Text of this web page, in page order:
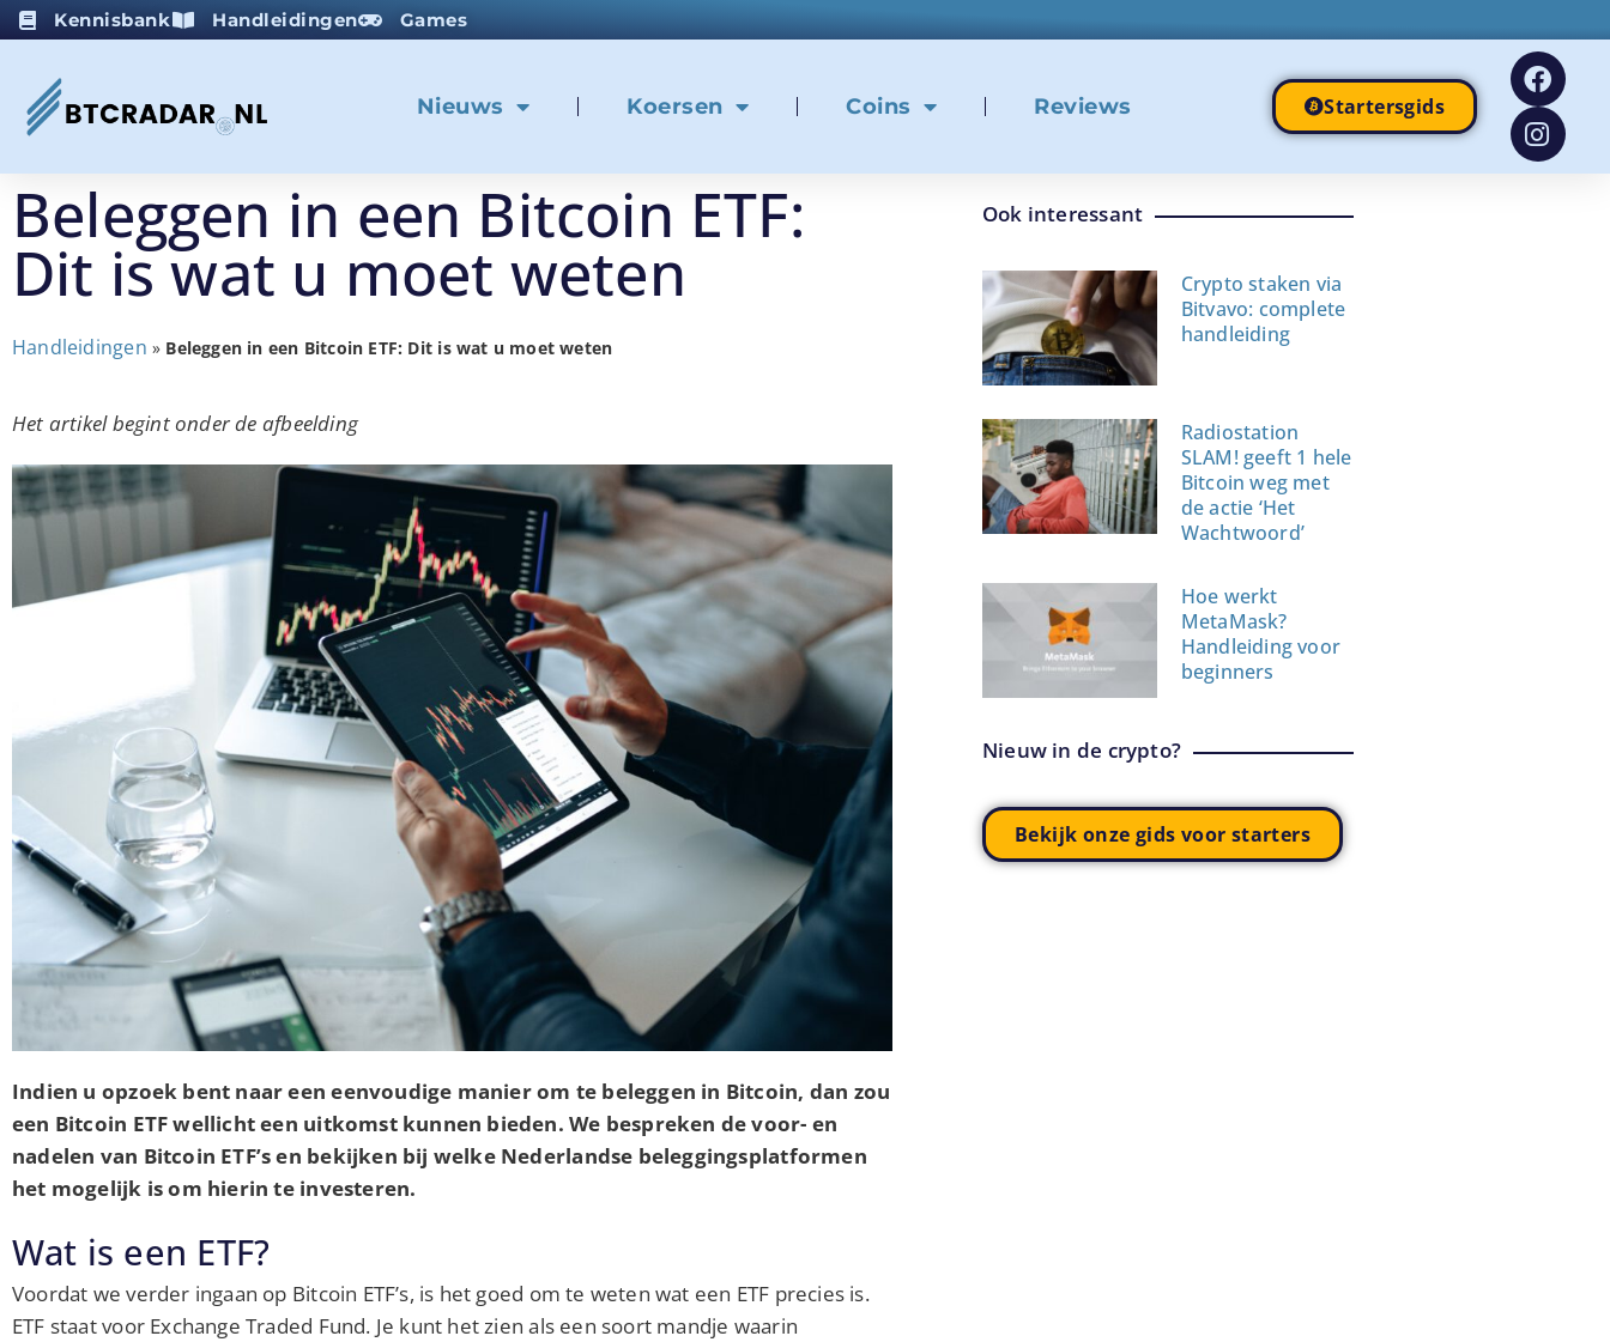
Kennisbank Handleidingen Games
Nieuws Koersen Coins Reviews Startersgids
Beleggen in een Bitcoin ETF:
Dit is wat u moet weten
Handleidingen » Beleggen in een Bitcoin ETF: Dit is wat u moet weten
Het artikel begint onder de afbeelding
Indien u opzoek bent naar een eenvoudige manier om te beleggen in Bitcoin, dan zou
een Bitcoin ETF wellicht een uitkomst kunnen bieden. We bespreken de voor- en
nadelen van Bitcoin ETF’s en bekijken bij welke Nederlandse beleggingsplatformen
het mogelijk is om hierin te investeren.
Wat is een ETF?
Voordat we verder ingaan op Bitcoin ETF’s, is het goed om te weten wat een ETF precies is.
ETF staat voor Exchange Traded Fund. Je kunt het zien als een soort mandje waarin
Ook interessant
Crypto staken via
Bitvavo: complete
handleiding
Radiostation
SLAM! geeft 1 hele
Bitcoin weg met
de actie ‘Het
Wachtwoord’
Hoe werkt
MetaMask?
Handleiding voor
beginners
Nieuw in de crypto?
Bekijk onze gids voor starters